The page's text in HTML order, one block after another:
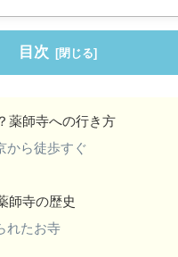
目次
薬師寺への行き方
から徒歩すぐ
師寺の歴史
れたお寺